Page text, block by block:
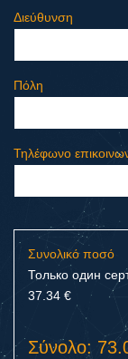
Διεύθυνση
Πόλη
Τηλέφωνο
Συνολικό ποσό
Только один
37.34 €
Σύνολο: